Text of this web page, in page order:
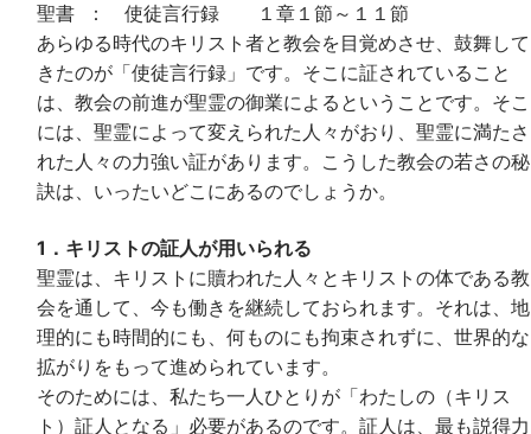
聖書 ： 使徒言行録 １章１節～１１節
あらゆる時代のキリスト者と教会を目覚めさせ、鼓舞して
きたのが「使徒言行録」です。そこに証されていること
は、教会の前進が聖霊の御業によるということです。そこ
には、聖霊によって変えられた人々がおり、聖霊に満たさ
れた人々の力強い証があります。こうした教会の若さの秘
訣は、いったいどこにあるのでしょうか。
1．キリストの証人が用いられる
聖霊は、キリストに贖われた人々とキリストの体である教
会を通して、今も働きを継続しておられます。それは、地
理的にも時間的にも、何ものにも拘束されずに、世界的な
拡がりをもって進められています。
そのためには、私たち一人ひとりが「わたしの（キリス
ト）証人となる」必要があるのです。証人は、最も説得力